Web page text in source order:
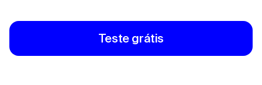
Teste grátis